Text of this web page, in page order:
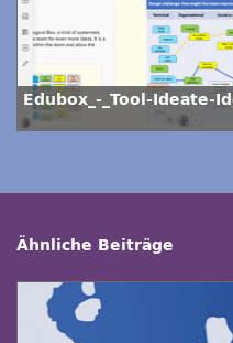
Edubox_-_Tool-Ideate-
Ähnliche Beiträge